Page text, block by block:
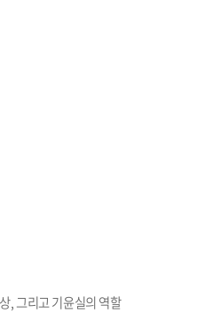
, 그리고 기윤실의 역할